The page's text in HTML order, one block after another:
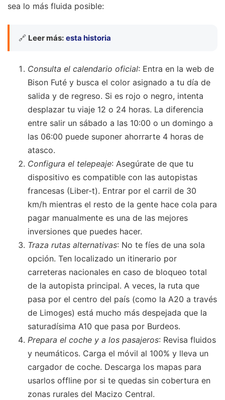
sea lo más fluida posible:
🔗 Leer más: esta historia
Consulta el calendario oficial: Entra en la web de
Bison Futé y busca el color asignado a tu día de
salida y de regreso. Si es rojo o negro, intenta
desplazar tu viaje 12 o 24 horas. La diferencia
entre salir un sábado a las 10:00 o un domingo a
las 06:00 puede suponer ahorrarte 4 horas de
atasco.
Configura el telepeaje: Asegúrate de que tu
dispositivo es compatible con las autopistas
francesas (Liber-t). Entrar por el carril de 30
km/h mientras el resto de la gente hace cola para
pagar manualmente es una de las mejores
inversiones que puedes hacer.
Traza rutas alternativas: No te fíes de una sola
opción. Ten localizado un itinerario por
carreteras nacionales en caso de bloqueo total
de la autopista principal. A veces, la ruta que
pasa por el centro del país (como la A20 a través
de Limoges) está mucho más despejada que la
saturadísima A10 que pasa por Burdeos.
Prepara el coche y a los pasajeros: Revisa fluidos
y neumáticos. Carga el móvil al 100% y lleva un
cargador de coche. Descarga los mapas para
usarlos offline por si te quedas sin cobertura en
zonas rurales del Macizo Central.